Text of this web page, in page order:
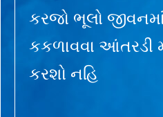
કરજો ભૂલો
કકળાવવા આંતરડી
કરશો નહિ